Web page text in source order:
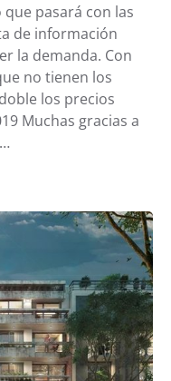
pasará con las
de información
la demanda. Con
no tienen los
los precios
Muchas gracias a